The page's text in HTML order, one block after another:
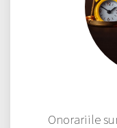
Onorariile